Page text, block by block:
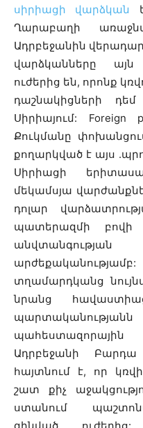
սիրիացի վարձկան
Ղարաբաղի
Ադրբեջանին
վարձկանները այն
ուժերից են, որոնք
դաշնակիցների դեմ
Սիրիայում: Foreign
Քուկմանը
քողարկված է այս .
Սիրիացի
մեկամսյա
դոլար
պատերազմի բովի
տղամարդկանց
նրանց
Ադրբեջանի
հայտնում է, որ
շատ քիչ
ստանում